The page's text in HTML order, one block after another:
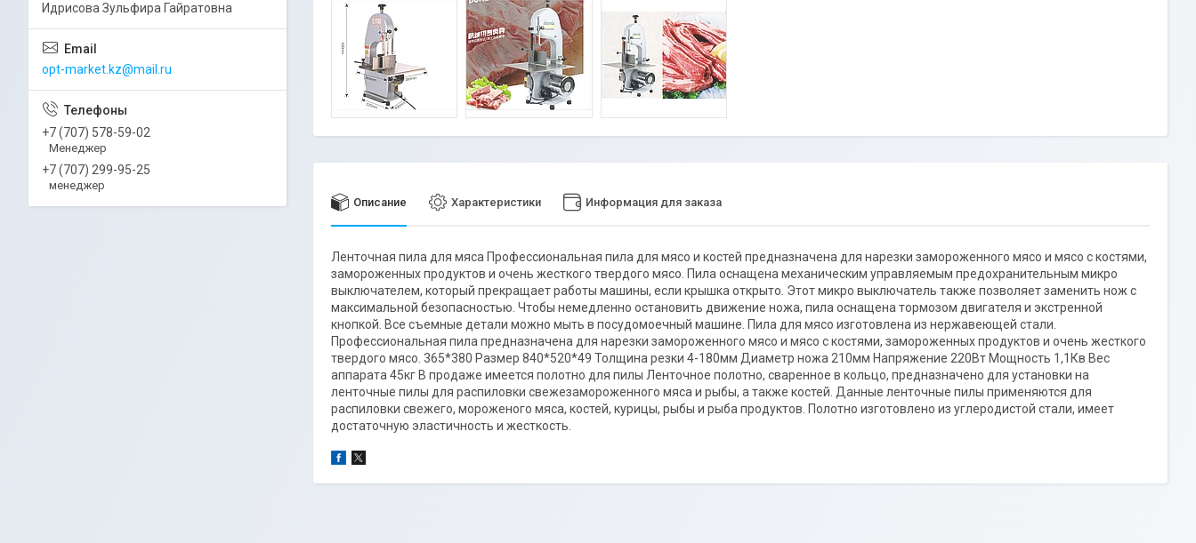
Описание Характеристики Информация для заказа
Ленточная пила для мяса Профессиональная пила для мясо и костей предназначена для нарезки замороженного мясо и мясо с костями,
замороженных продуктов и очень жесткого твердого мясо. Пила оснащена механическим управляемым предохранительным микро
выключателем, который прекращает работы машины, если крышка открыто. Этот микро выключатель также позволяет заменить нож с
максимальной безопасностью. Чтобы немедленно остановить движение ножа, пила оснащена тормозом двигателя и экстренной
кнопкой. Все съемные детали можно мыть в посудомоечный машине. Пила для мясо изготовлена из нержавеющей стали.
Профессиональная пила предназначена для нарезки замороженного мясо и мясо с костями, замороженных продуктов и очень жесткого
твердого мясо. 365*380 Размер 840*520*49 Толщина резки 4-180мм Диаметр ножа 210мм Напряжение 220Вт Мощность 1,1Кв Вес
аппарата 45кг В продаже имеется полотно для пилы Ленточное полотно, сваренное в кольцо, предназначено для установки на
ленточные пилы для распиловки свежезамороженного мяса и рыбы, а также костей. Данные ленточные пилы применяются для
распиловки свежего, мороженого мяса, костей, курицы, рыбы и рыба продуктов. Полотно изготовлено из углеродистой стали, имеет
достаточную эластичность и жесткость.
Идрисова Зульфира Гайратовна
opt-market.kz@mail.ru
+7 (707) 578-59-02
Менеджер
+7 (707) 299-95-25
менеджер